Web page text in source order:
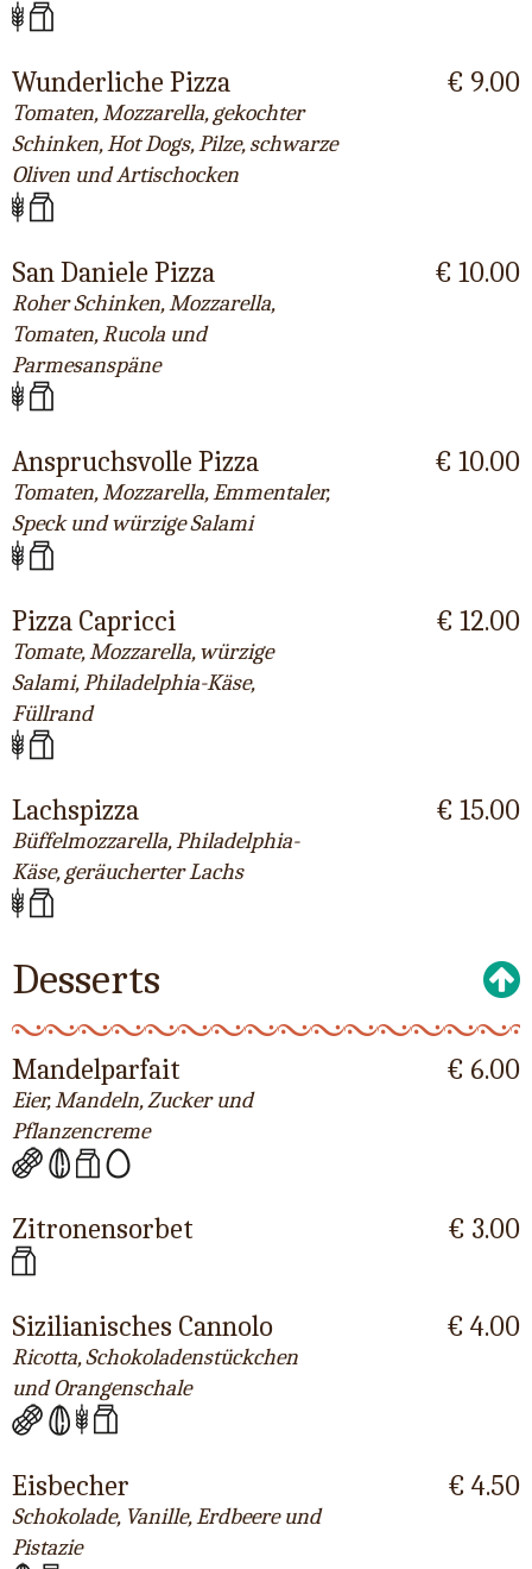
Wunderliche Pizza
Tomaten, Mozzarella, gekochter
Schinken, Hot Dogs, Pilze, schwarze
Oliven und Artischocken
€ 9.00
San Daniele Pizza
Roher Schinken, Mozzarella,
Tomaten, Rucola und
Parmesanspäne
€ 10.00
Anspruchsvolle Pizza
Tomaten, Mozzarella, Emmentaler,
Speck und würzige Salami
€ 10.00
Pizza Capricci
Tomate, Mozzarella, würzige
Salami, Philadelphia-Käse,
Füllrand
€ 12.00
Lachspizza
Büffelmozzarella, Philadelphia-
Käse, geräucherter Lachs
€ 15.00
Desserts
Mandelparfait
Eier, Mandeln, Zucker und
Pflanzencreme
€ 6.00
Zitronensorbet € 3.00
Sizilianisches Cannolo
Ricotta, Schokoladenstückchen
und Orangenschale
€ 4.00
Eisbecher
Schokolade, Vanille, Erdbeere und
Pistazie
€ 4.50